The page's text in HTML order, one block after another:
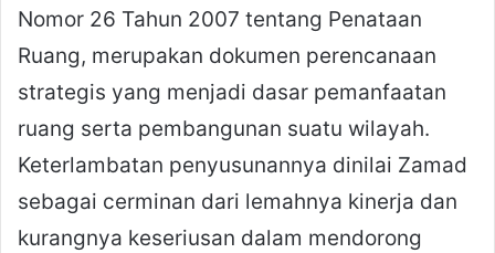
Nomor 26 Tahun 2007 tentang Penataan
Ruang, merupakan dokumen perencanaan
strategis yang menjadi dasar pemanfaatan
ruang serta pembangunan suatu wilayah.
Keterlambatan penyusunannya dinilai Zamad
sebagai cerminan dari lemahnya kinerja dan
kurangnya keseriusan dalam mendorong